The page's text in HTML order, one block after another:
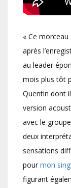
« Ce
après
au leader
mois plus tôt
Quentin dont
version
avec le
deux
sensations
pour mon
figurant